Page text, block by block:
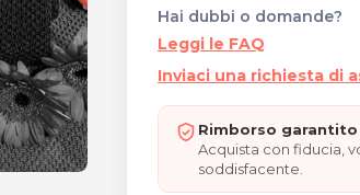
Hai dubbi o domande?
Leggi le FAQ
Inviaci una richiesta di
Rimborso
Acquista con fiducia,
soddisfacente.